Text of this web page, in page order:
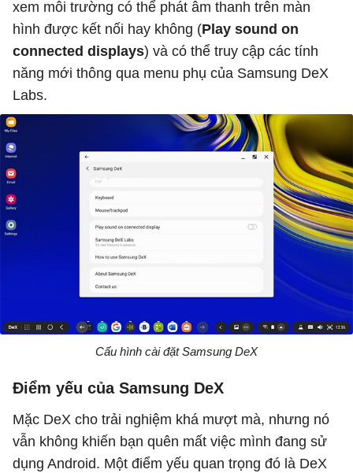
xem môi trường có thể phát âm thanh trên màn
hình được kết nối hay không (Play sound on
connected displays) và có thể truy cập các tính
năng mới thông qua menu phụ của Samsung DeX
Labs.
Cấu hình cài đặt Samsung DeX
Điểm yếu của Samsung DeX
Mặc DeX cho trải nghiệm khá mượt mà, nhưng nó
vẫn không khiến bạn quên mất việc mình đang sử
dụng Android. Một điểm yếu quan trọng đó là DeX